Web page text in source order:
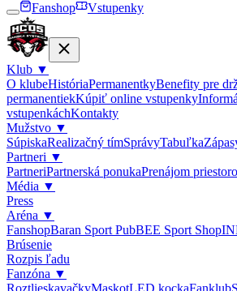
Fanshop
Vstupenky
Klub ▼
O klubeHistóriaPermanentkyBenefity pre
permanentiekKúpiť online vstupenky
vstupenkáchKontakty
Mužstvo ▼
SúpiskaRealizačný tímSprávyTabuľka
Partneri ▼
PartneriPartnerská ponukaPrenájom
Média ▼
Press
Aréna ▼
FanshopBaran Sport PubBEE Sport Shop
Brúsenie
Rozpis ľadu
Fanzóna ▼
RoztlieskavačkyMaskotLED kockaFanklub